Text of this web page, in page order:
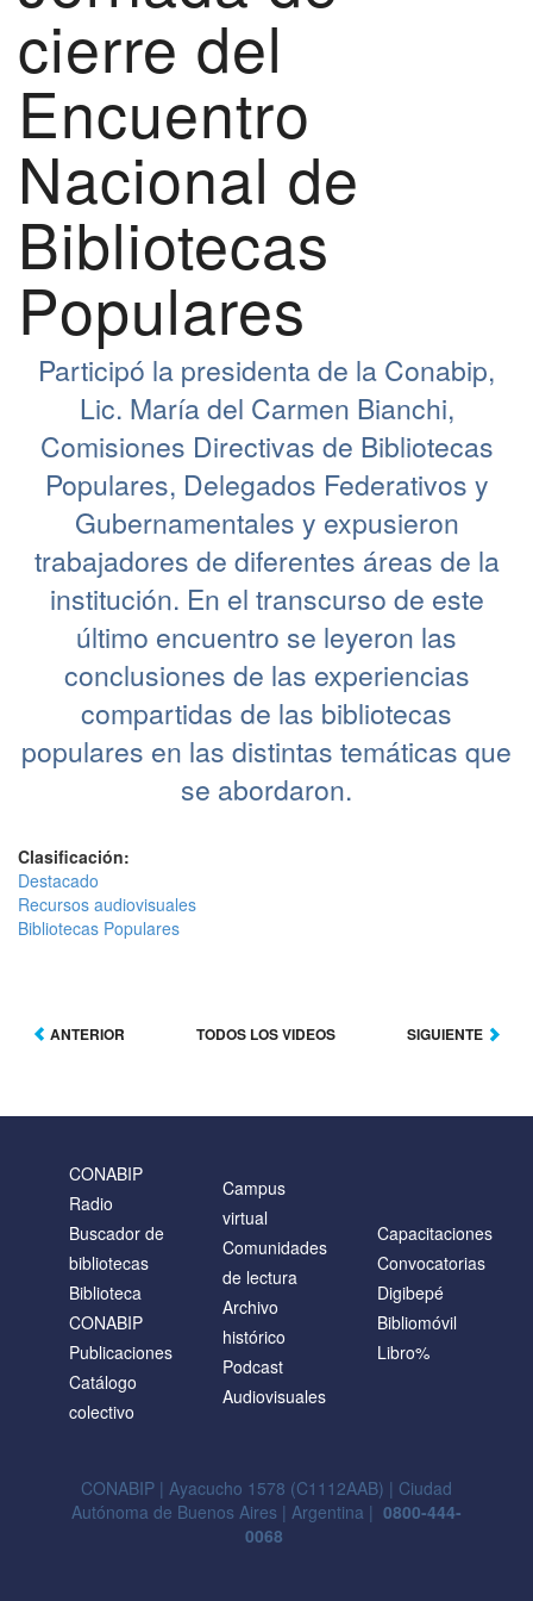
cierre del
Encuentro
Nacional de
Bibliotecas
Populares
Participó la presidenta de la Conabip,
Lic. María del Carmen Bianchi,
Comisiones Directivas de Bibliotecas
Populares, Delegados Federativos y
Gubernamentales y expusieron
trabajadores de diferentes áreas de la
institución. En el transcurso de este
último encuentro se leyeron las
conclusiones de las experiencias
compartidas de las bibliotecas
populares en las distintas temáticas que
se abordaron.
Clasificación:
Destacado
Recursos audiovisuales
Bibliotecas Populares
ANTERIOR TODOS LOS VIDEOS SIGUIENTE
CONABIP
Radio
Buscador de
bibliotecas
Biblioteca
CONABIP
Publicaciones
Catálogo
colectivo
Campus
virtual
Comunidades
de lectura
Archivo
histórico
Podcast
Audiovisuales
Capacitaciones
Convocatorias
Digibepé
Bibliomóvil
Libro%
CONABIP | Ayacucho 1578 (C1112AAB) | Ciudad
Autónoma de Buenos Aires | Argentina | 0800-444-
0068